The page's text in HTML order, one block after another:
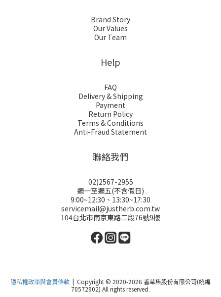
Brand Story
Our Values
Our Team
Help
FAQ
Delivery & Shipping
Payment
Return Policy
Terms & Conditions
Anti-Fraud Statement
聯絡我們
02)2567-2955
週一至週五(不含假日)
9:00~12:30、13:30~17:30
servicemail@justherb.com.tw
104台北市南京東路二段76號9樓
隱私權政策與會員條款 | Copyright © 2020-2026 香草集股份有限公司(統編
70572902) All rights reserved.